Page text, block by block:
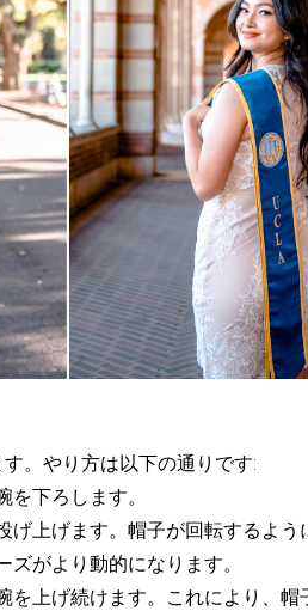
。やり方は以下の通りです:
下ろします。
上げます。帽子が回転するよう
がより動的になります。
を上げ続けます。これにより、